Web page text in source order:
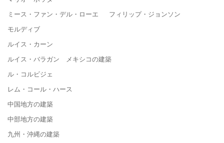
ミース・ファン・デル・ローエ フィリップ・ジョンソン
モルディブ
ルイス・カーン
ルイス・バラガン メキシコの建築
ル・コルビジェ
レム・コール・ハース
中国地方の建築
中部地方の建築
九州・沖縄の建築